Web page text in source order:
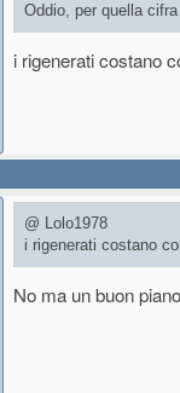
Oddio, per quella
i rigenerati costano
@ Lolo1978
i rigenerati costano
No ma un buon